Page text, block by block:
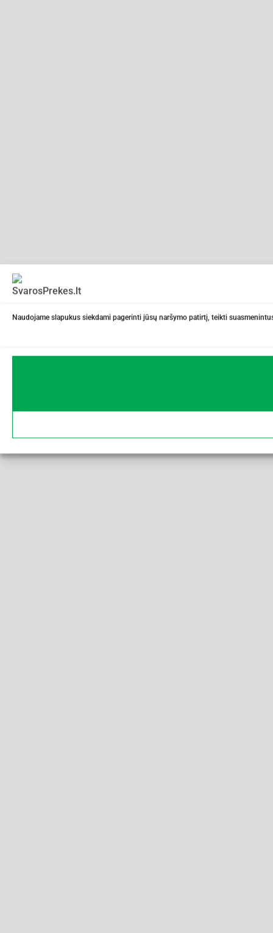
Naudojame slapukus siekdami pagerinti jūsų naršymo patirtį, teikti